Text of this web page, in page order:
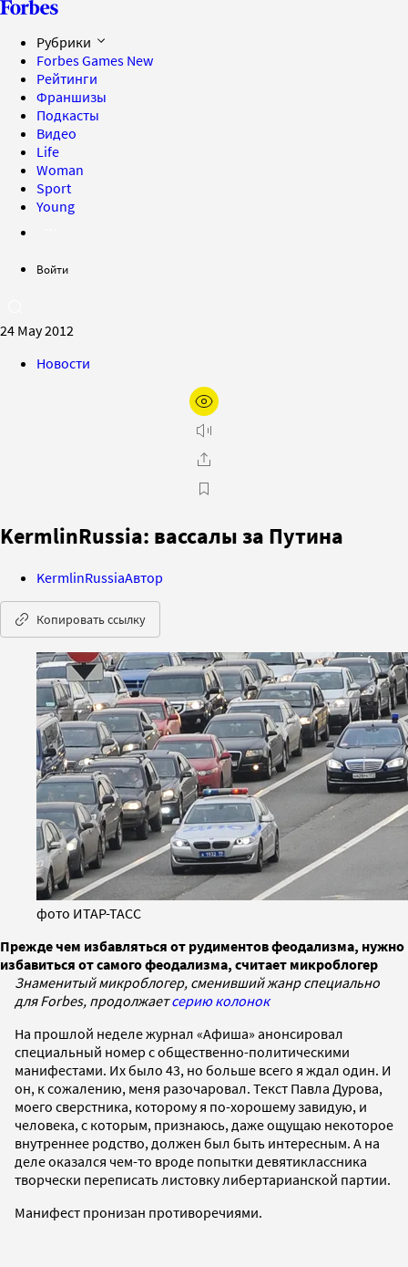
Рубрики
Forbes Games New
Рейтинги
Франшизы
Подкасты
Видео
Life
Woman
Sport
Young
Войти
24 May 2012
Новости
KermlinRussia: вассалы за Путина
KermlinRussiaАвтор
Копировать ссылку
фото ИТАР-ТАСС
Прежде чем избавляться от рудиментов феодализма, нужно
избавиться от самого феодализма, считает микроблогер
Знаменитый микроблогер, сменивший жанр специально
для Forbes, продолжаетсерию колонок
На прошлой неделе журнал «Афиша» анонсировал
специальный номер с общественно-политическими
манифестами. Их было 43, но больше всего я ждал один. И
он, к сожалению, меня разочаровал. Текст Павла Дурова,
моего сверстника, которому я по-хорошему завидую, и
человека, с которым, признаюсь, даже ощущаю некоторое
внутреннее родство, должен был быть интересным. А на
деле оказался чем-то вроде попытки девятиклассника
творчески переписать листовку либертарианской партии.
Манифест пронизан противоречиями.